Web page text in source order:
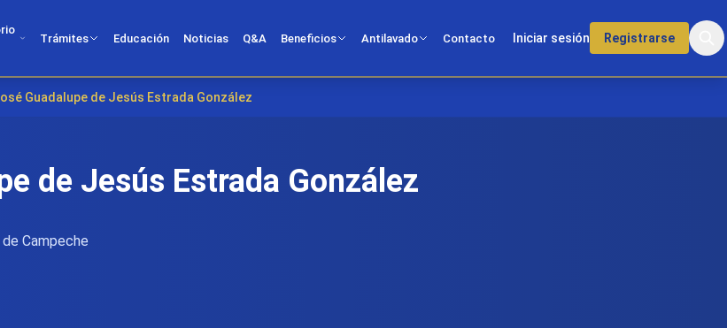
Trámites Educación Noticias Q&A Beneficios Antilavado Contacto Iniciar sesión Registrarse
Guadalupe de Jesús Estrada González
de Jesús Estrada González
Campeche